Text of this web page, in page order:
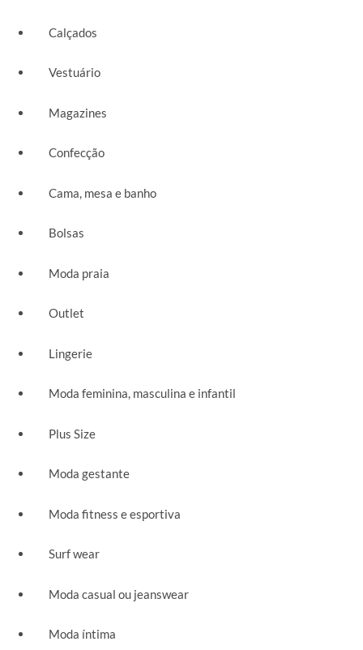
Calçados
Vestuário
Magazines
Confecção
Cama, mesa e banho
Bolsas
Moda praia
Outlet
Lingerie
Moda feminina, masculina e infantil
Plus Size
Moda gestante
Moda fitness e esportiva
Surf wear
Moda casual ou jeanswear
Moda íntima